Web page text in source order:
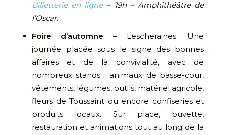
Billetterie en ligne– 19h – Amphithéâtre de
l’Oscar.
Foire d’automne – Lescheraines. Une
journée placée sous le signe des bonnes
affaires et de la convivialité, avec de
nombreux stands : animaux de basse-cour,
vêtements, légumes, outils, matériel agricole,
fleurs de Toussaint ou encore confiseries et
produits locaux. Sur place, buvette,
restauration et animations tout au long de la